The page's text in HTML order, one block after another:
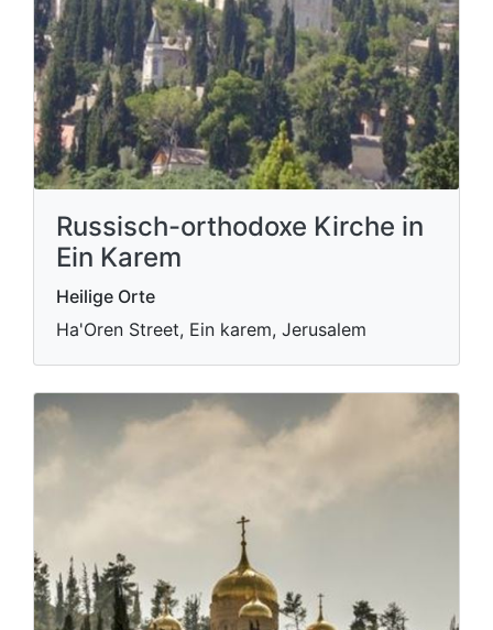
Russisch-orthodoxe Kirche in
Ein Karem
Heilige Orte
Ha'Oren Street, Ein karem, Jerusalem